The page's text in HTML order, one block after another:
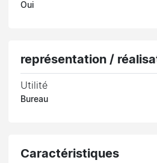
Oui
représentation /
Utilité
Bureau
Caractéristiques